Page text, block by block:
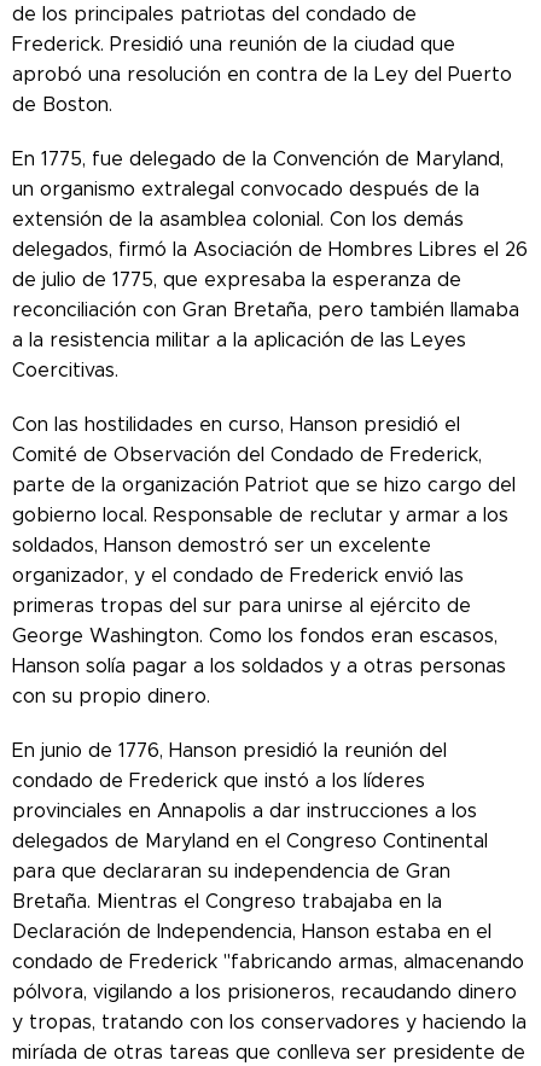
de los principales patriotas del condado de
Frederick. Presidió una reunión de la ciudad que
aprobó una resolución en contra de la Ley del Puerto
de Boston.
En 1775, fue delegado de la Convención de Maryland,
un organismo extralegal convocado después de la
extensión de la asamblea colonial. Con los demás
delegados, firmó la Asociación de Hombres Libres el 26
de julio de 1775, que expresaba la esperanza de
reconciliación con Gran Bretaña, pero también llamaba
a la resistencia militar a la aplicación de las Leyes
Coercitivas.
Con las hostilidades en curso, Hanson presidió el
Comité de Observación del Condado de Frederick,
parte de la organización Patriot que se hizo cargo del
gobierno local. Responsable de reclutar y armar a los
soldados, Hanson demostró ser un excelente
organizador, y el condado de Frederick envió las
primeras tropas del sur para unirse al ejército de
George Washington. Como los fondos eran escasos,
Hanson solía pagar a los soldados y a otras personas
con su propio dinero.
En junio de 1776, Hanson presidió la reunión del
condado de Frederick que instó a los líderes
provinciales en Annapolis a dar instrucciones a los
delegados de Maryland en el Congreso Continental
para que declararan su independencia de Gran
Bretaña. Mientras el Congreso trabajaba en la
Declaración de Independencia, Hanson estaba en el
condado de Frederick "fabricando armas, almacenando
pólvora, vigilando a los prisioneros, recaudando dinero
y tropas, tratando con los conservadores y haciendo la
miríada de otras tareas que conlleva ser presidente de